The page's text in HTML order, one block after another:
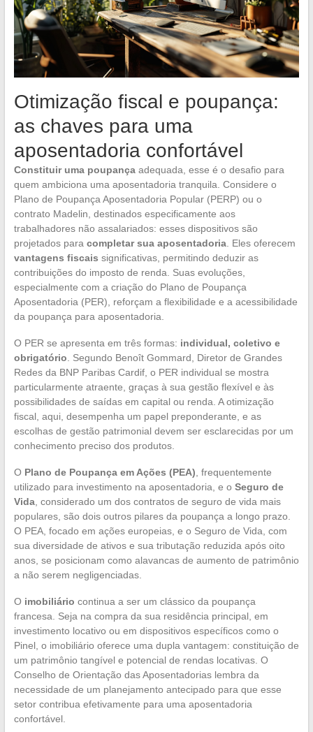
Otimização fiscal e poupança:
as chaves para uma
aposentadoria confortável
Constituir uma poupançaadequada, esse é o desafio para
quem ambiciona uma aposentadoria tranquila. Considere o
Plano de Poupança Aposentadoria Popular (PERP) ou o
contrato Madelin, destinados especificamente aos
trabalhadores não assalariados: esses dispositivos são
projetados para completar sua aposentadoria. Eles oferecem
vantagens fiscais significativas, permitindo deduzir as
contribuições do imposto de renda. Suas evoluções,
especialmente com a criação do Plano de Poupança
Aposentadoria (PER), reforçam a flexibilidade e a acessibilidade
da poupança para aposentadoria.
O PER se apresenta em três formas: individual, coletivo e
obrigatório. Segundo Benoît Gommard, Diretor de Grandes
Redes da BNP Paribas Cardif, o PER individual se mostra
particularmente atraente, graças à sua gestão flexível e às
possibilidades de saídas em capital ou renda. A otimização
fiscal, aqui, desempenha um papel preponderante, e as
escolhas de gestão patrimonial devem ser esclarecidas por um
conhecimento preciso dos produtos.
O Plano de Poupança em Ações (PEA), frequentemente
utilizado para investimento na aposentadoria, e o Seguro de
Vida, considerado um dos contratos de seguro de vida mais
populares, são dois outros pilares da poupança a longo prazo.
O PEA, focado em ações europeias, e o Seguro de Vida, com
sua diversidade de ativos e sua tributação reduzida após oito
anos, se posicionam como alavancas de aumento de patrimônio
a não serem negligenciadas.
O imobiliário continua a ser um clássico da poupança
francesa. Seja na compra da sua residência principal, em
investimento locativo ou em dispositivos específicos como o
Pinel, o imobiliário oferece uma dupla vantagem: constituição de
um patrimônio tangível e potencial de rendas locativas. O
Conselho de Orientação das Aposentadorias lembra da
necessidade de um planejamento antecipado para que esse
setor contribua efetivamente para uma aposentadoria
confortável.